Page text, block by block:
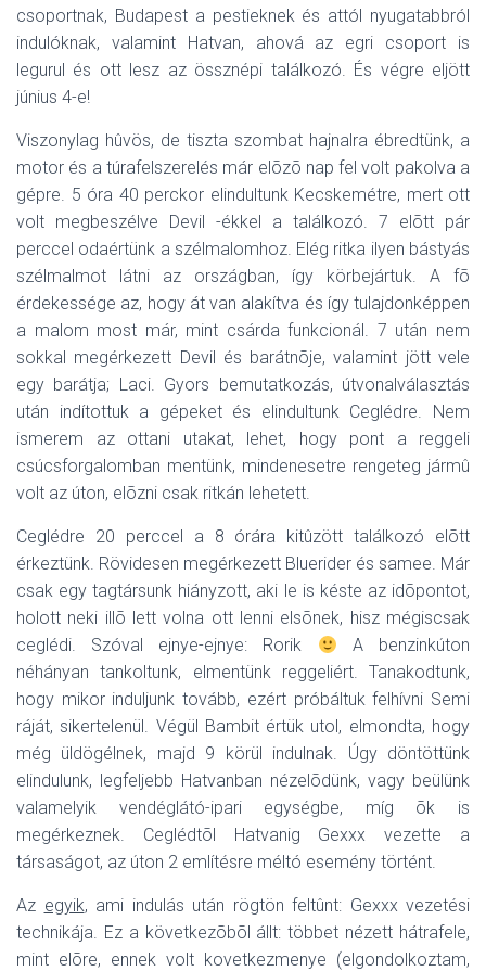
csoportnak, Budapest a pestieknek és attól nyugatabbról
indulóknak, valamint Hatvan, ahová az egri csoport is
legurul és ott lesz az össznépi találkozó. És végre eljött
június 4-e!
Viszonylag hûvös, de tiszta szombat hajnalra ébredtünk, a
motor és a túrafelszerelés már elõzõ nap fel volt pakolva a
gépre. 5 óra 40 perckor elindultunk Kecskemétre, mert ott
volt megbeszélve Devil -ékkel a találkozó. 7 elõtt pár
perccel odaértünk a szélmalomhoz. Elég ritka ilyen bástyás
szélmalmot látni az országban, így körbejártuk. A fõ
érdekessége az, hogy át van alakítva és így tulajdonképpen
a malom most már, mint csárda funkcionál. 7 után nem
sokkal megérkezett Devil és barátnõje, valamint jött vele
egy barátja; Laci. Gyors bemutatkozás, útvonalválasztás
után indítottuk a gépeket és elindultunk Ceglédre. Nem
ismerem az ottani utakat, lehet, hogy pont a reggeli
csúcsforgalomban mentünk, mindenesetre rengeteg jármû
volt az úton, elõzni csak ritkán lehetett.
Ceglédre 20 perccel a 8 órára kitûzött találkozó elõtt
érkeztünk. Rövidesen megérkezett Bluerider és samee. Már
csak egy tagtársunk hiányzott, aki le is késte az idõpontot,
holott neki illõ lett volna ott lenni elsõnek, hisz mégiscsak
ceglédi. Szóval ejnye-ejnye: Rorik
A benzinkúton
néhányan tankoltunk, elmentünk reggeliért. Tanakodtunk,
hogy mikor induljunk tovább, ezért próbáltuk felhívni Semi
ráját, sikertelenül. Végül Bambit értük utol, elmondta, hogy
még üldögélnek, majd 9 körül indulnak. Úgy döntöttünk
elindulunk, legfeljebb Hatvanban nézelõdünk, vagy beülünk
valamelyik vendéglátó-ipari egységbe, míg õk is
megérkeznek. Ceglédtõl Hatvanig Gexxx vezette a
társaságot, az úton 2 említésre méltó esemény történt.
Az egyik, ami indulás után rögtön feltûnt: Gexxx vezetési
technikája. Ez a következõbõl állt: többet nézett hátrafele,
mint elõre, ennek volt kovetkezmenye (elgondolkoztam,